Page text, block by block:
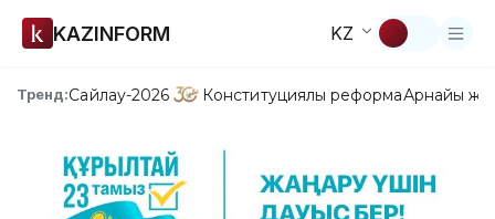
KAZINFORM KZ
Тренд:Сайлау-2026 Конституциялық реформаАрнайы